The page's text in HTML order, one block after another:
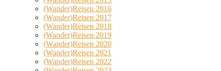
(Wander)Reisen 2016
(Wander)Reisen 2017
(Wander)Reisen 2018
(Wander)Reisen 2019
(Wander)Reisen 2020
(Wander)Reisen 2021
(Wander)Reisen 2022